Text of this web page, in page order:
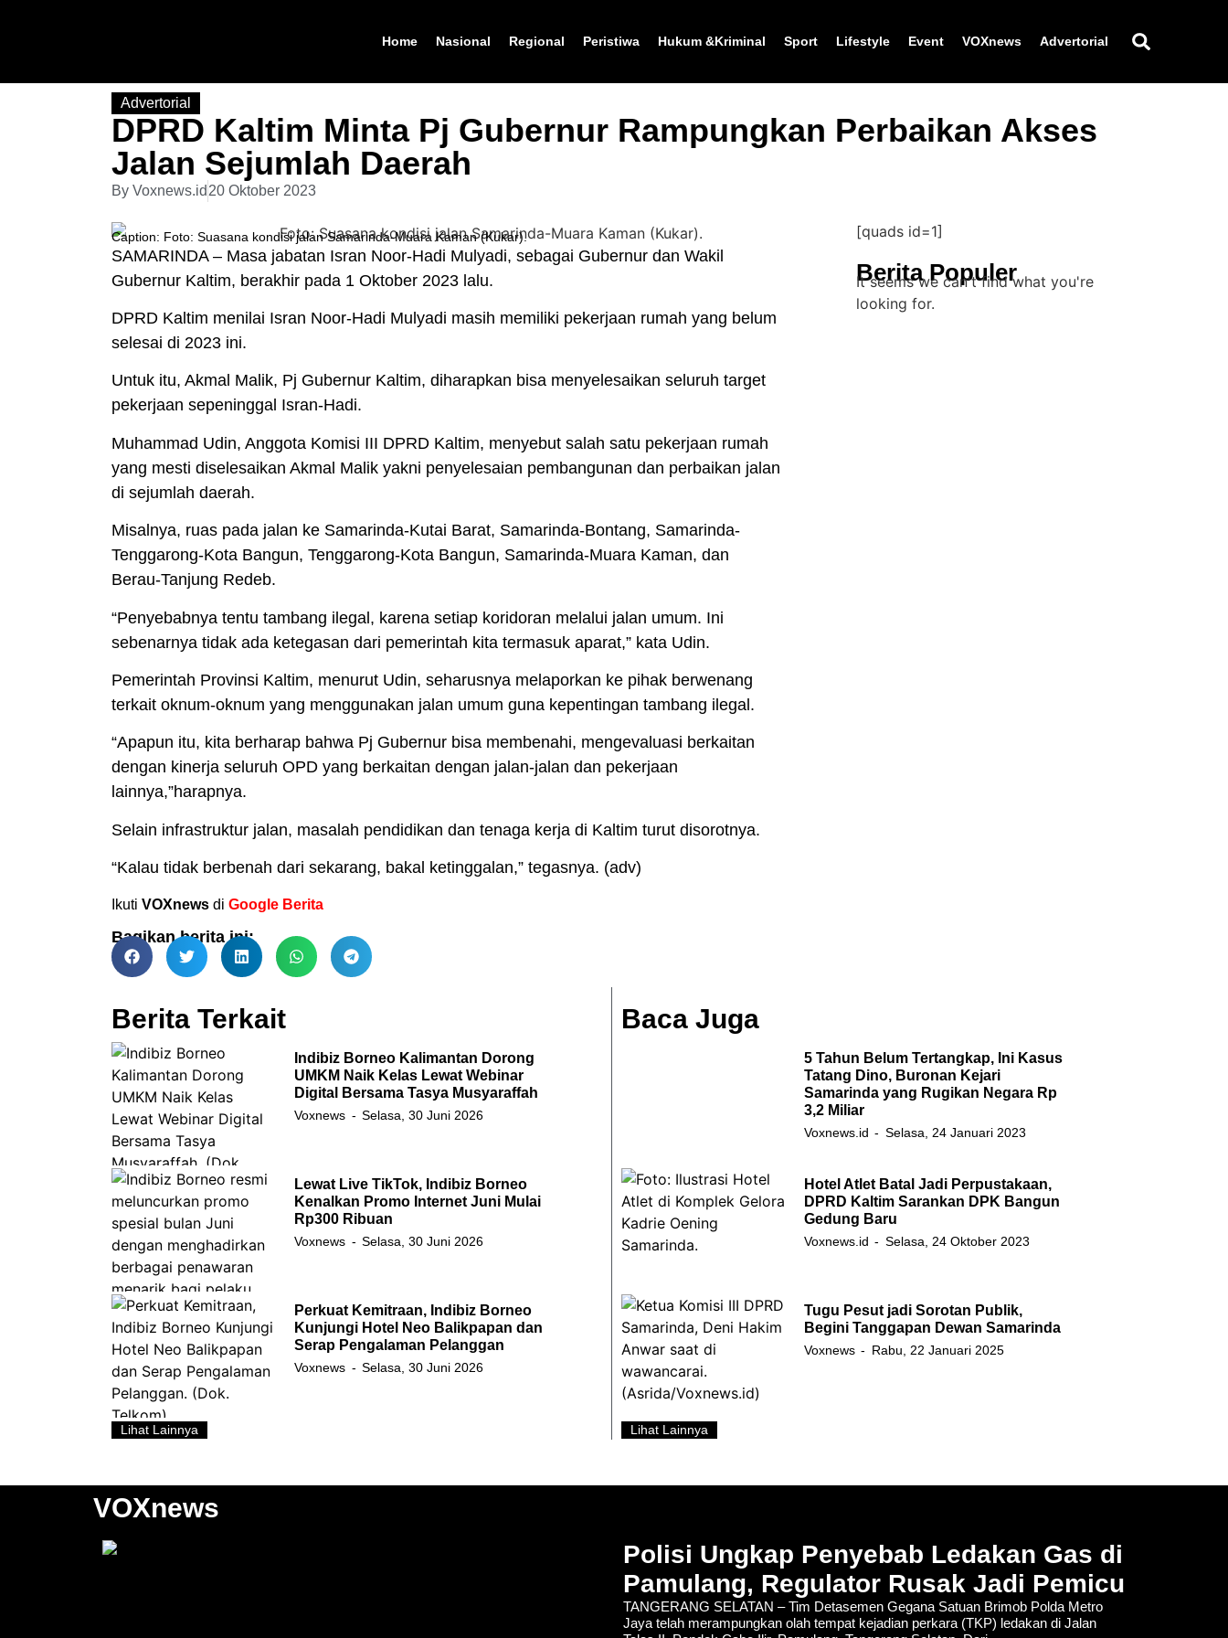
Home Nasional Regional Peristiwa Hukum &Kriminal Sport Lifestyle Event VOXnews Advertorial
Advertorial
DPRD Kaltim Minta Pj Gubernur Rampungkan Perbaikan Akses
Jalan Sejumlah Daerah
By Voxnews.id 20 Oktober 2023
Caption: Foto: Suasana kondisi jalan Samarinda-Muara Kaman (Kukar).
SAMARINDA – Masa jabatan Isran Noor-Hadi Mulyadi, sebagai Gubernur dan Wakil
Gubernur Kaltim, berakhir pada 1 Oktober 2023 lalu.
DPRD Kaltim menilai Isran Noor-Hadi Mulyadi masih memiliki pekerjaan rumah yang belum
selesai di 2023 ini.
Untuk itu, Akmal Malik, Pj Gubernur Kaltim, diharapkan bisa menyelesaikan seluruh target
pekerjaan sepeninggal Isran-Hadi.
Muhammad Udin, Anggota Komisi III DPRD Kaltim, menyebut salah satu pekerjaan rumah
yang mesti diselesaikan Akmal Malik yakni penyelesaian pembangunan dan perbaikan jalan
di sejumlah daerah.
Misalnya, ruas pada jalan ke Samarinda-Kutai Barat, Samarinda-Bontang, Samarinda-
Tenggarong-Kota Bangun, Tenggarong-Kota Bangun, Samarinda-Muara Kaman, dan
Berau-Tanjung Redeb.
“Penyebabnya tentu tambang ilegal, karena setiap koridoran melalui jalan umum. Ini
sebenarnya tidak ada ketegasan dari pemerintah kita termasuk aparat,” kata Udin.
Pemerintah Provinsi Kaltim, menurut Udin, seharusnya melaporkan ke pihak berwenang
terkait oknum-oknum yang menggunakan jalan umum guna kepentingan tambang ilegal.
“Apapun itu, kita berharap bahwa Pj Gubernur bisa membenahi, mengevaluasi berkaitan
dengan kinerja seluruh OPD yang berkaitan dengan jalan-jalan dan pekerjaan
lainnya,”harapnya.
Selain infrastruktur jalan, masalah pendidikan dan tenaga kerja di Kaltim turut disorotnya.
“Kalau tidak berbenah dari sekarang, bakal ketinggalan,” tegasnya. (adv)
Ikuti VOXnews di Google Berita
Bagikan berita ini:
[quads id=1]
Berita Populer
It seems we can't find what you're
looking for.
Berita Terkait
Indibiz Borneo Kalimantan Dorong
UMKM Naik Kelas Lewat Webinar
Digital Bersama Tasya Musyaraffah
Voxnews Selasa, 30 Juni 2026
Lewat Live TikTok, Indibiz Borneo
Kenalkan Promo Internet Juni Mulai
Rp300 Ribuan
Voxnews Selasa, 30 Juni 2026
Perkuat Kemitraan, Indibiz Borneo
Kunjungi Hotel Neo Balikpapan dan
Serap Pengalaman Pelanggan
Voxnews Selasa, 30 Juni 2026
Lihat Lainnya
Baca Juga
5 Tahun Belum Tertangkap, Ini Kasus
Tatang Dino, Buronan Kejari
Samarinda yang Rugikan Negara Rp
3,2 Miliar
Voxnews.id Selasa, 24 Januari 2023
Hotel Atlet Batal Jadi Perpustakaan,
DPRD Kaltim Sarankan DPK Bangun
Gedung Baru
Voxnews.id Selasa, 24 Oktober 2023
Tugu Pesut jadi Sorotan Publik,
Begini Tanggapan Dewan Samarinda
Voxnews Rabu, 22 Januari 2025
Lihat Lainnya
VOXnews
Polisi Ungkap Penyebab Ledakan Gas di
Pamulang, Regulator Rusak Jadi Pemicu
TANGERANG SELATAN – Tim Detasemen Gegana Satuan Brimob Polda Metro
Jaya telah merampungkan olah tempat kejadian perkara (TKP) ledakan di Jalan